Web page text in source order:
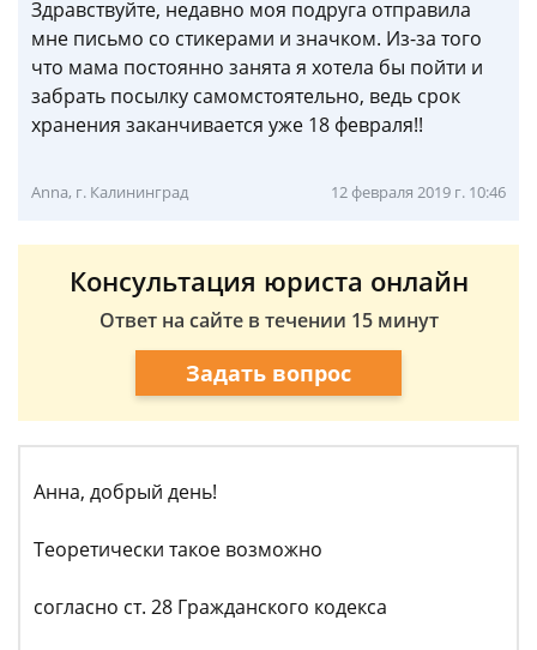
Здравствуйте, недавно моя подруга отправила
мне письмо со стикерами и значком. Из-за того
что мама постоянно занята я хотела бы пойти и
забрать посылку самомстоятельно, ведь срок
хранения заканчивается уже 18 февраля!!
Anna, г. Калининград 12 февраля 2019 г. 10:46
Консультация юриста онлайн
Ответ на сайте в течении 15 минут
Задать вопрос
Анна, добрый день!
Теоретически такое возможно
согласно ст. 28 Гражданского кодекса